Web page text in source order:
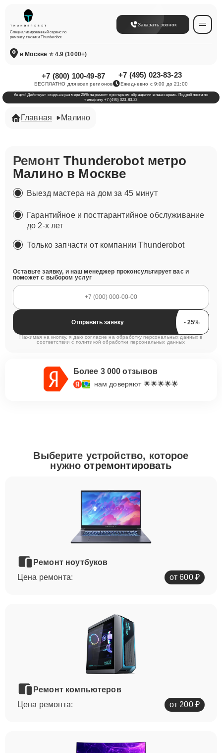
Специализированный сервис по
ремонту техники Thunderobot
Заказать звонок
в Москве ⭐ 4.9 (1000+)
+7 (800) 100-49-87
БЕСПЛАТНО для всех регионов
+7 (495) 023-83-23
Ежедневно с 9:00 до 21:00
Акция! Действует скидка в размере 25% на ремонт при первом обращении в наш сервис. Подробности по
телефону +7 (495) 023-83-23
Главная Малино
РемонтThunderobot метро
Малино в Москве
Выезд мастера на дом за 45 минут
Гарантийное и постгарантийное обслуживание
до 2-х лет
Только запчасти от компании Thunderobot
Оставьте заявку, и наш менеджер проконсультирует вас и
поможет с выбором услуг
Отправить заявку
Нажимая на кнопку, я даю согласие на обработку персональных данных в
соответствии с политикой обработки персональных данных
Более 3 000 отзывов
нам доверяют 🌟🌟🌟🌟🌟
Выберите устройство, которое
нужноотремонтировать
Ремонт ноутбуков
Цена ремонта:
от 600 ₽
Ремонт компьютеров
Цена ремонта:
от 200 ₽